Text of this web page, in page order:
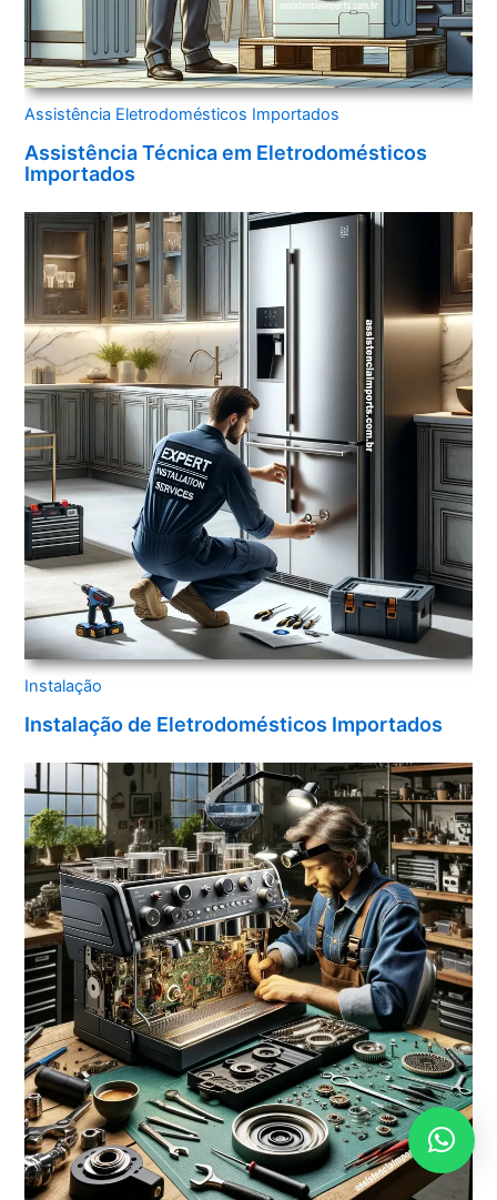
Assistência Eletrodomésticos Importados
Assistência Técnica em Eletrodomésticos
Importados
Instalação
Instalação de Eletrodomésticos Importados